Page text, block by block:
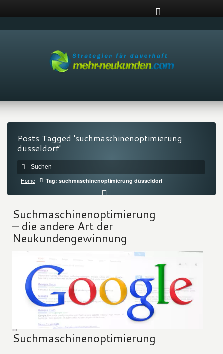
Posts Tagged 'suchmaschinenoptimierung
düsseldorf'
Home Tag: suchmaschinenoptimierung düsseldorf
Suchmaschinenoptimierung
– die andere Art der
Neukundengewinnung
Suchmaschinenoptimierung